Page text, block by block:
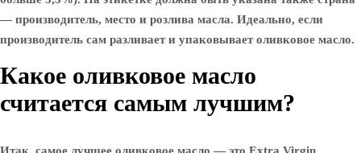
— производитель, место и розлива масла. Идеально, если
производитель сам разливает и упаковывает оливковое масло.
Какое оливковое масло
считается самым лучшим?